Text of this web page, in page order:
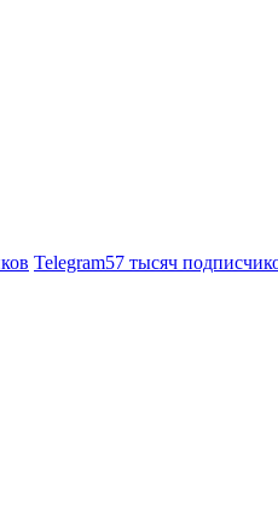
Telegram57 тысяч